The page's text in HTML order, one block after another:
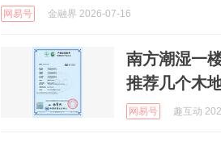
网易号 金融界 2026-07-16
南方潮湿一
推荐几个木
网易号 趣互动